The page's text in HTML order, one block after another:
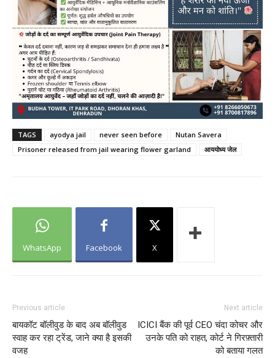
TAGS ayodya jail never seen before
Nutan Savera
Prisoner released from jail wearing flower garland
आययोध्य जेल
WhatsApp Facebook X
Previous article
बायकॉट बॉलीवुड के बाद अब बॉलीवुड
स्वाह कर रहा ट्रेंड, जाने क्या है इसकी
वजह
Next article
ICICI बैंक की पूर्व CEO चंदा कोचर और
उनके पति को राहत, कोर्ट ने गिरफ़्तारी
को बताया गलत